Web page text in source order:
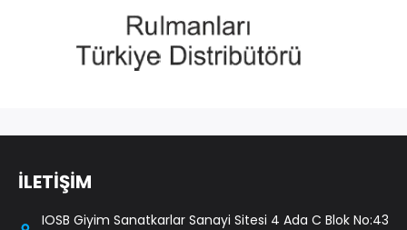
İLETİŞİM
IOSB Giyim Sanatkarlar Sanayi Sitesi 4 Ada C Blok No:43